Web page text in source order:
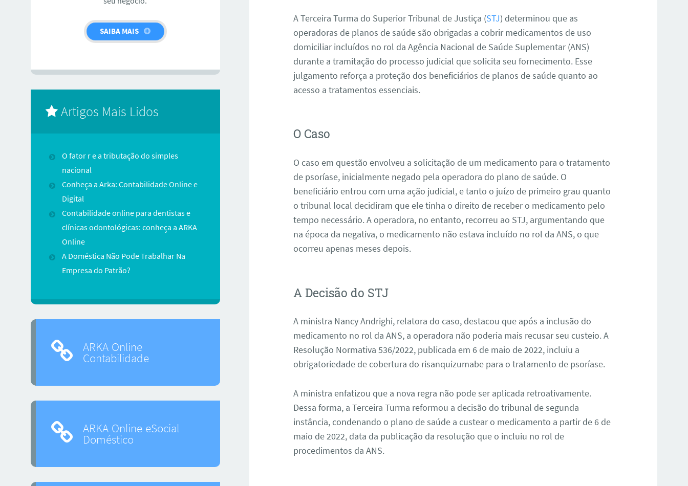
A Terceira Turma do Superior Tribunal de Justiça (STJ) determinou que as
operadoras de planos de saúde são obrigadas a cobrir medicamentos de uso
domiciliar incluídos no rol da Agência Nacional de Saúde Suplementar (ANS)
durante a tramitação do processo judicial que solicita seu fornecimento. Esse
julgamento reforça a proteção dos beneficiários de planos de saúde quanto ao
acesso a tratamentos essenciais.
O Caso
O caso em questão envolveu a solicitação de um medicamento para o tratamento
de psoríase, inicialmente negado pela operadora do plano de saúde. O
beneficiário entrou com uma ação judicial, e tanto o juízo de primeiro grau quanto
o tribunal local decidiram que ele tinha o direito de receber o medicamento pelo
tempo necessário. A operadora, no entanto, recorreu ao STJ, argumentando que
na época da negativa, o medicamento não estava incluído no rol da ANS, o que
ocorreu apenas meses depois.
A Decisão do STJ
A ministra Nancy Andrighi, relatora do caso, destacou que após a inclusão do
medicamento no rol da ANS, a operadora não poderia mais recusar seu custeio. A
Resolução Normativa 536/2022, publicada em 6 de maio de 2022, incluiu a
obrigatoriedade de cobertura do risanquizumabe para o tratamento de psoríase.
A ministra enfatizou que a nova regra não pode ser aplicada retroativamente.
Dessa forma, a Terceira Turma reformou a decisão do tribunal de segunda
instância, condenando o plano de saúde a custear o medicamento a partir de 6 de
maio de 2022, data da publicação da resolução que o incluiu no rol de
procedimentos da ANS.
SAIBA MAIS
Artigos Mais Lidos
O fator r e a tributação do simples
nacional
Conheça a Arka: Contabilidade Online e
Digital
Contabilidade online para dentistas e
clínicas odontológicas: conheça a ARKA
Online
A Doméstica Não Pode Trabalhar Na
Empresa do Patrão?
ARKA Online
Contabilidade
ARKA Online eSocial
Doméstico